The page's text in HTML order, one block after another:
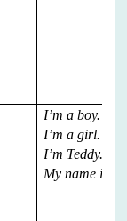
I’m a boy.
I’m a girl.
I’m Teddy.
My name is